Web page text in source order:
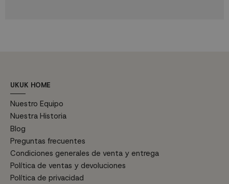
UKUK HOME
Nuestro Equipo
Nuestra Historia
Blog
Preguntas frecuentes
Condiciones generales de venta y entrega
Política de ventas y devoluciones
Política de privacidad